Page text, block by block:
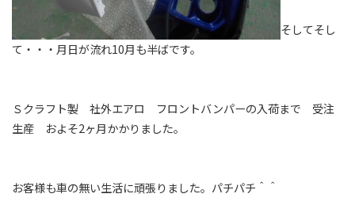
そしてそし
て・・・月日が流れ10月も半ばです。
Ｓクラフト製 社外エアロ フロントバンパーの入荷まで 受注
生産 およそ2ヶ月かかりました。
お客様も車の無い生活に頑張りました。パチパチ＾＾